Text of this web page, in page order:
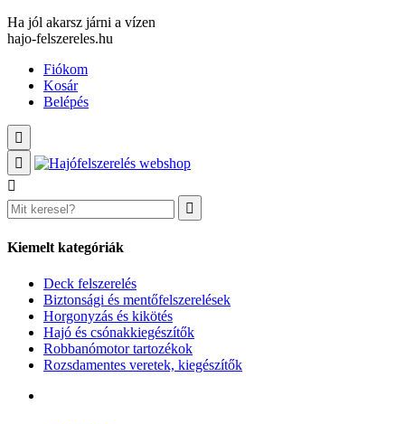
Ha jól akarsz járni a vízen
hajo-felszereles.hu
Fiókom
Kosár
Belépés
Kiemelt kategóriák
Deck felszerelés
Biztonsági és mentőfelszerelések
Horgonyzás és kikötés
Hajó és csónakkiegészítők
Robbanómotor tartozékok
Rozsdamentes veretek, kiegészítők